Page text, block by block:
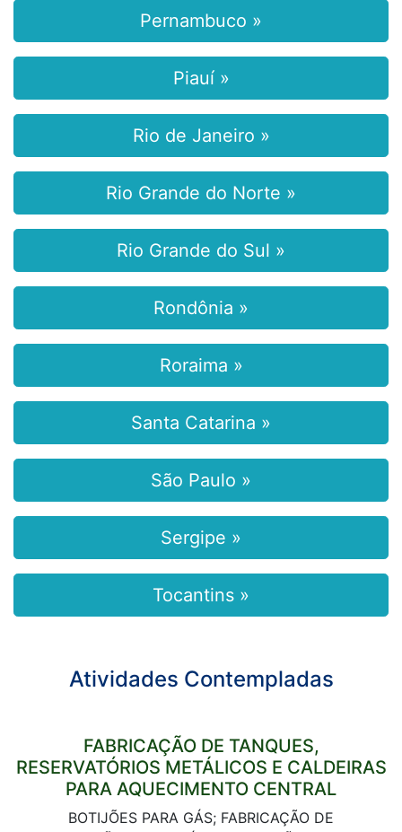
Pernambuco »
Piauí »
Rio de Janeiro »
Rio Grande do Norte »
Rio Grande do Sul »
Rondônia »
Roraima »
Santa Catarina »
São Paulo »
Sergipe »
Tocantins »
Atividades Contempladas
FABRICAÇÃO DE TANQUES,
RESERVATÓRIOS METÁLICOS E CALDEIRAS
PARA AQUECIMENTO CENTRAL
BOTIJÕES PARA GÁS; FABRICAÇÃO DE